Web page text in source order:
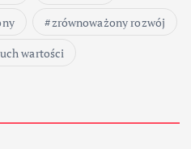
zrównoważony rozwój
wartości